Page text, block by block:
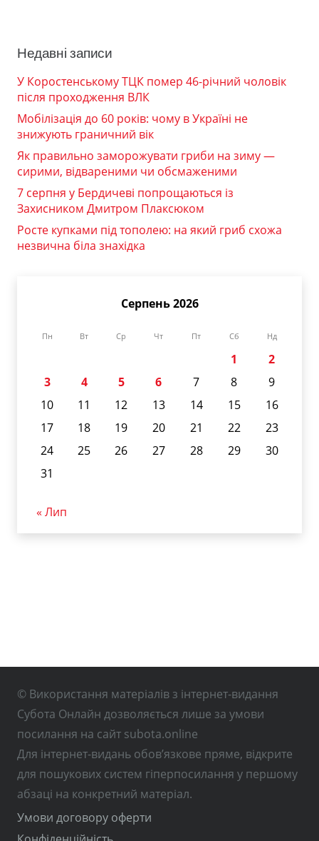
Недавні записи
У Коростенському ТЦК помер 46-річний чоловік
після проходження ВЛК
Мобілізація до 60 років: чому в Україні не
знижують граничний вік
Як правильно заморожувати гриби на зиму —
сирими, відвареними чи обсмаженими
7 серпня у Бердичеві попрощаються із
Захисником Дмитром Плаксюком
Росте купками під тополею: на який гриб схожа
незвична біла знахідка
Серпень 2026
Пн Вт Ср Чт Пт Сб Нд
1
2
3
4 5 6 7 8
9
10
11 12 13 14 15
16
17
18 19 20 21 22
23
24
25 26 27 28 29
30
31
« Лип
© Використання матеріалів з інтернет-видання
Субота Онлайн дозволяється лише за умови
посилання на сайт subota.online
Для інтернет-видань обов’язкове пряме, відкрите
для пошукових систем гіперпосилання у першому
абзаці на конкретний матеріал.
Умови договору оферти